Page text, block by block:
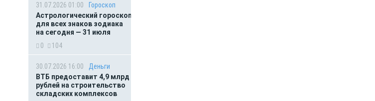
31.07.2026 01:00
Гороскоп
Астрологический гороскоп
для всех знаков зодиака
на сегодня — 31 июля
0
104
30.07.2026 16:00
Деньги
ВТБ предоставит 4,9 млрд
рублей на строительство
складских комплексов